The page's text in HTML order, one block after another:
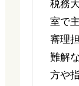
税務
室で
審理
難解
方や